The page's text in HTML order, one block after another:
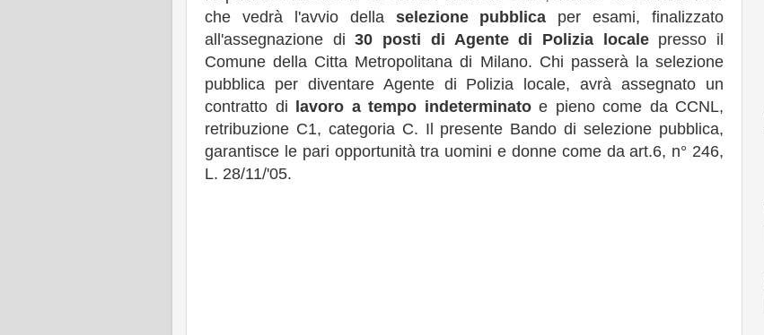
che vedrà l'avvio della selezione pubblica per esami, finalizzato
all'assegnazione di30 posti di Agente di Polizia localepresso il
Comune della Citta Metropolitana di Milano. Chi passerà la selezione
pubblica per diventare Agente di Polizia locale, avrà assegnato un
contratto di
lavoro a tempo indeterminatoe pieno come da CCNL,
retribuzione C1, categoria C. Il presente Bando di selezione pubblica,
garantisce le pari opportunità tra uomini e donne come da art.6, n° 246,
L. 28/11/'05.